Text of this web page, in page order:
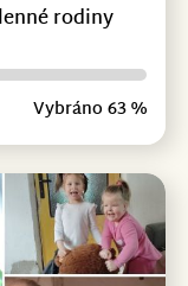
rodiny
Vybráno 63 %